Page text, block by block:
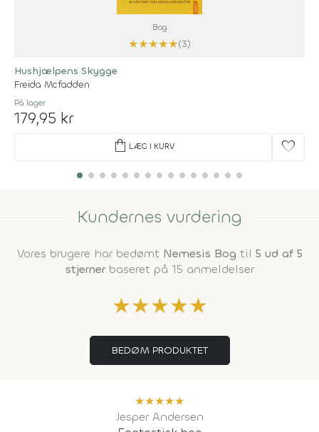
Bog
★★★★★(3)
Hushjælpens Skygge
Freida Mcfadden
På lager
179,95 kr
shopping_bag LÆG I KURV favorite
Kundernes vurdering
Vores brugere har bedømt Nemesis Bog til 5 ud af 5
stjernerbaseret på 15 anmeldelser
★★★★★
BEDØM PRODUKTET
★★★★★
Jesper Andersen